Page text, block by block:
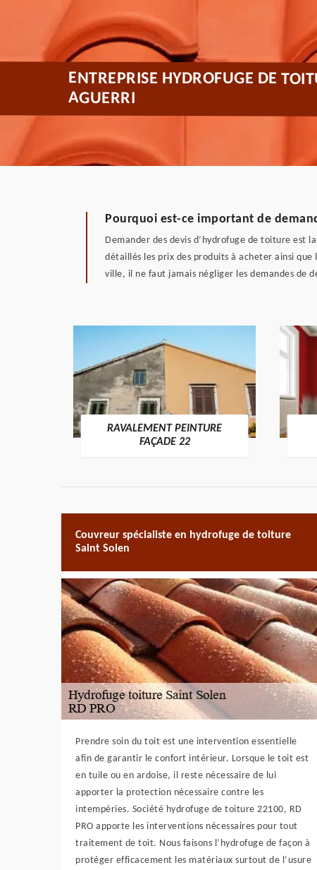
ENTREPRISE HYDROFUGE DE
AGUERRI
Pourquoi est-ce important de
Demander des devis d’hydrofuge de toiture est
détaillés les prix des produits à acheter ainsi
ville, il ne faut jamais négliger les demandes de
RAVALEMENT PEINTURE
FAÇADE 22
Couvreur spécialiste en hydrofuge de toiture
Saint Solen
Prendre soin du toit est une intervention essentielle
afin de garantir le confort intérieur. Lorsque le toit est
en tuile ou en ardoise, il reste nécessaire de lui
apporter la protection nécessaire contre les
intempéries. Société hydrofuge de toiture 22100, RD
PRO apporte les interventions nécessaires pour tout
traitement de toit. Nous faisons l’hydrofuge de façon à
protéger efficacement les matériaux surtout de l’usure